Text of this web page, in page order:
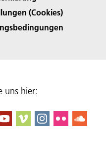
(Cookies)
uns hier: